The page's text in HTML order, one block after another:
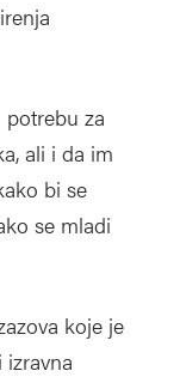
za
ali i da im
bi se
se mladi
koje je